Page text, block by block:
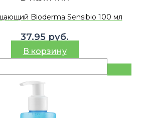
Bioderma Sensibio 100 мл
37.95 руб.
В корзину